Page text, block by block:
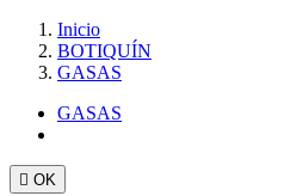
Inicio
BOTIQUÍN
GASAS
GASAS
 OK